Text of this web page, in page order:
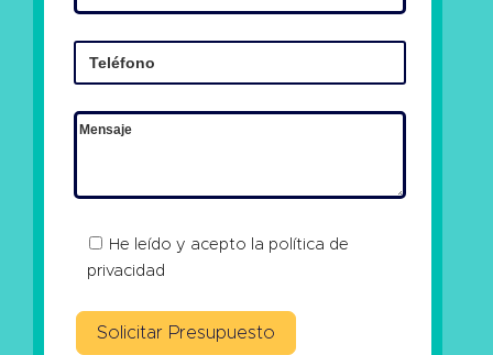
He leído y acepto la política de
privacidad